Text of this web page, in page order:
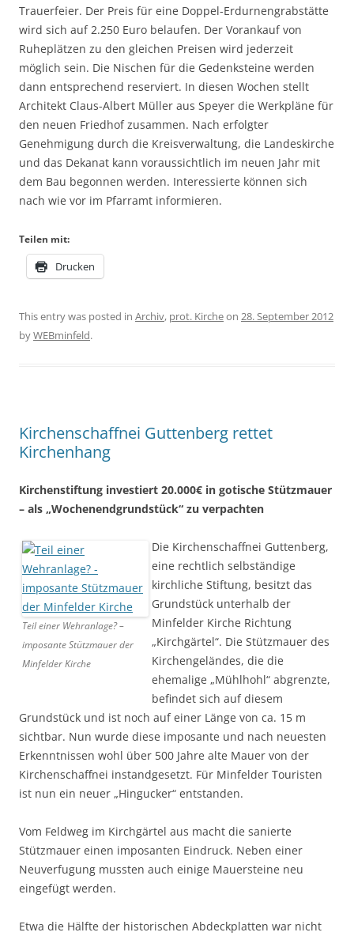
Trauerfeier. Der Preis für eine Doppel-Erdurnengrabstätte
wird sich auf 2.250 Euro belaufen. Der Vorankauf von
Ruheplätzen zu den gleichen Preisen wird jederzeit
möglich sein. Die Nischen für die Gedenksteine werden
dann entsprechend reserviert. In diesen Wochen stellt
Architekt Claus-Albert Müller aus Speyer die Werkpläne für
den neuen Friedhof zusammen. Nach erfolgter
Genehmigung durch die Kreisverwaltung, die Landeskirche
und das Dekanat kann voraussichtlich im neuen Jahr mit
dem Bau begonnen werden. Interessierte können sich
nach wie vor im Pfarramt informieren.
Teilen mit:
Drucken
This entry was posted in Archiv, prot. Kircheon 28. September 2012
byWEBminfeld.
Kirchenschaffnei Guttenberg rettet
Kirchenhang
Kirchenstiftung investiert 20.000€ in gotische Stützmauer
– als „Wochenendgrundstück“ zu verpachten
Teil einer Wehranlage? –
imposante Stützmauer der
Minfelder Kirche
Die Kirchenschaffnei Guttenberg,
eine rechtlich selbständige
kirchliche Stiftung, besitzt das
Grundstück unterhalb der
Minfelder Kirche Richtung
„Kirchgärtel“. Die Stützmauer des
Kirchengeländes, die die
ehemalige „Mühlhohl“ abgrenzte,
befindet sich auf diesem
Grundstück und ist noch auf einer Länge von ca. 15 m
sichtbar. Nun wurde diese imposante und nach neuesten
Erkenntnissen wohl über 500 Jahre alte Mauer von der
Kirchenschaffnei instandgesetzt. Für Minfelder Touristen
ist nun ein neuer „Hingucker“ entstanden.
Vom Feldweg im Kirchgärtel aus macht die sanierte
Stützmauer einen imposanten Eindruck. Neben einer
Neuverfugung mussten auch einige Mauersteine neu
eingefügt werden.
Etwa die Hälfte der historischen Abdeckplatten war nicht